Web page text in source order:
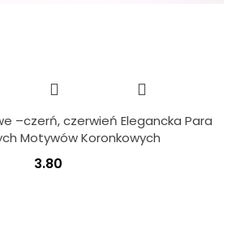
–czerń, czerwień Elegancka Para
Motywów Koronkowych
3.80